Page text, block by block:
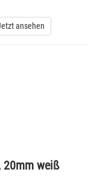
ansehen
weiß